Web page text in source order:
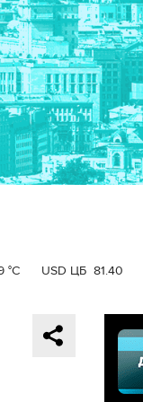
°C USD ЦБ 81.40